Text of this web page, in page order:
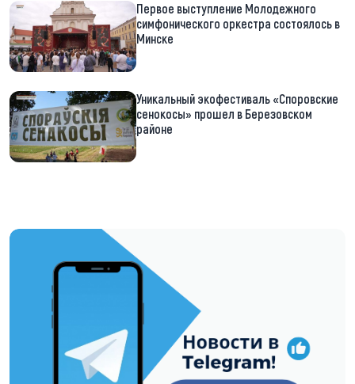
Первое выступление Молодежного
симфонического оркестра состоялось в
Минске
Уникальный экофестиваль «Споровские
сенокосы» прошел в Березовском
районе
https://t.me/minskctvby